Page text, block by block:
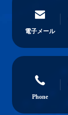
電子メール
Phone